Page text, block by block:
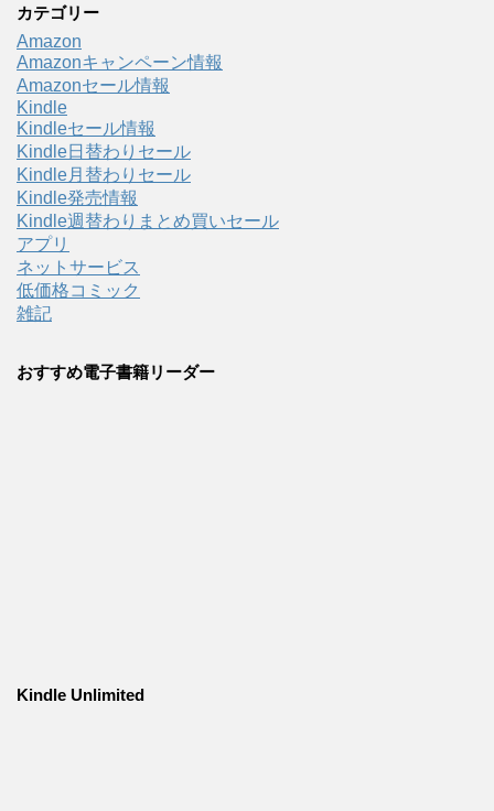
カテゴリー
Amazon
Amazonキャンペーン情報
Amazonセール情報
Kindle
Kindleセール情報
Kindle日替わりセール
Kindle月替わりセール
Kindle発売情報
Kindle週替わりまとめ買いセール
アプリ
ネットサービス
低価格コミック
雑記
おすすめ電子書籍リーダー
Kindle Unlimited